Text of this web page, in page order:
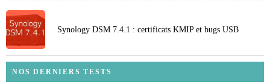
Synology DSM 7.4.1 : certificats KMIP et bugs USB
NOS DERNIERS TESTS